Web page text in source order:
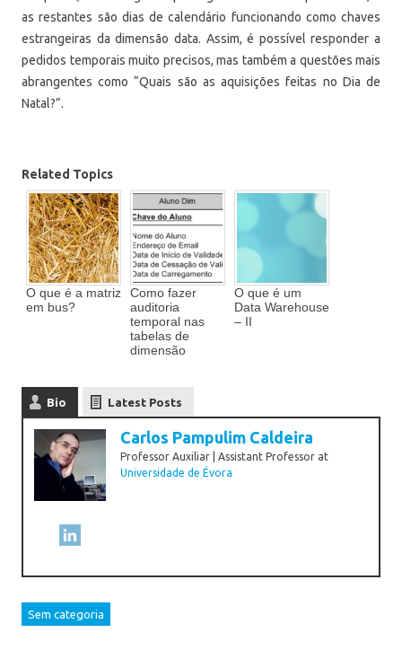
as restantes são dias de calendário funcionando como chaves
estrangeiras da dimensão data. Assim, é possível responder a
pedidos temporais muito precisos, mas também a questões mais
abrangentes como “Quais são as aquisições feitas no Dia de
Natal?”.
Related Topics
O que é a matriz
em bus?
Como fazer
auditoria
temporal nas
tabelas de
dimensão
O que é um
Data Warehouse
– II
Bio Latest Posts
Carlos Pampulim Caldeira
Professor Auxiliar | Assistant Professor at
Universidade de Évora
Sem categoria